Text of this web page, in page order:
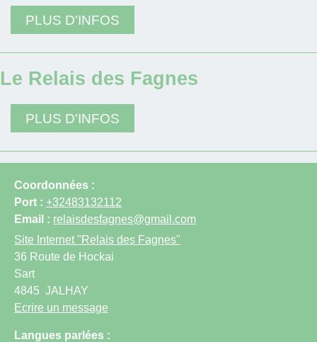
PLUS D'INFOS
Le Relais des Fagnes
PLUS D'INFOS
Coordonnées :
Port : +32483132112
Email : relaisdesfagnes@gmail.com
Site Internet "Relais des Fagnes"
36 Route de Hockai
Sart
4845 JALHAY
Ecrire un message
Langues parlées :